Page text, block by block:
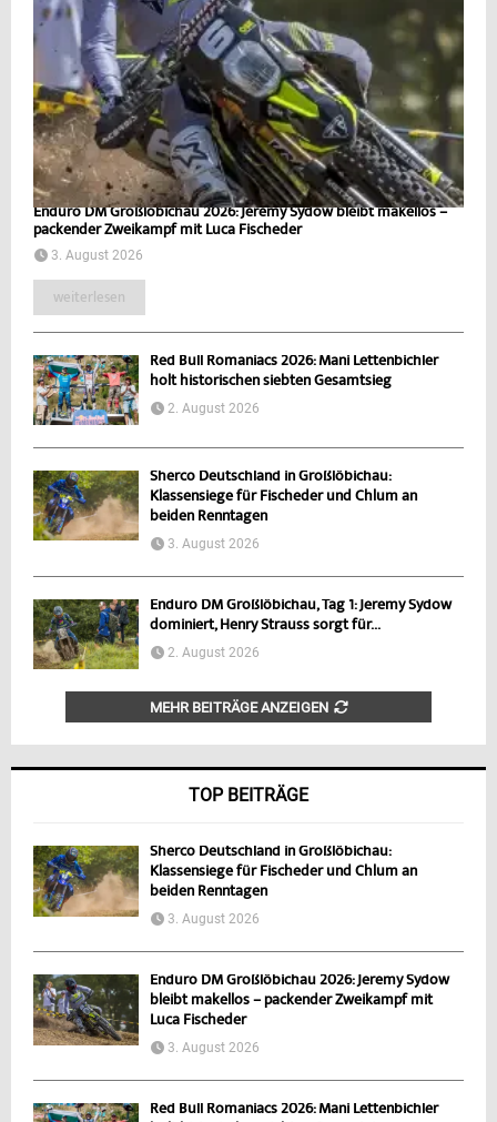
Enduro DM Großlöbichau 2026: Jeremy Sydow bleibt makellos –
packender Zweikampf mit Luca Fischeder
3. August 2026
weiterlesen
Red Bull Romaniacs 2026: Mani Lettenbichler
holt historischen siebten Gesamtsieg
2. August 2026
Sherco Deutschland in Großlöbichau:
Klassensiege für Fischeder und Chlum an
beiden Renntagen
3. August 2026
Enduro DM Großlöbichau, Tag 1: Jeremy Sydow
dominiert, Henry Strauss sorgt für...
2. August 2026
MEHR BEITRÄGE ANZEIGEN
TOP BEITRÄGE
Sherco Deutschland in Großlöbichau:
Klassensiege für Fischeder und Chlum an
beiden Renntagen
3. August 2026
Enduro DM Großlöbichau 2026: Jeremy Sydow
bleibt makellos – packender Zweikampf mit
Luca Fischeder
3. August 2026
Red Bull Romaniacs 2026: Mani Lettenbichler